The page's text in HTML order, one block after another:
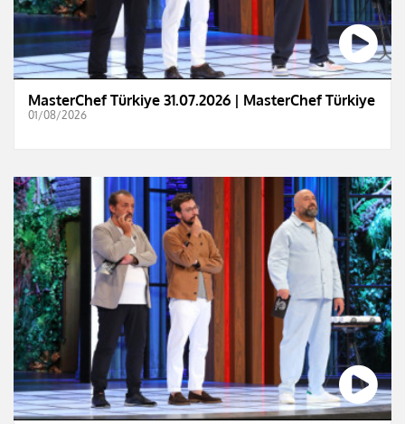
MasterChef Türkiye 31.07.2026 | MasterChef Türkiye
01/08/2026